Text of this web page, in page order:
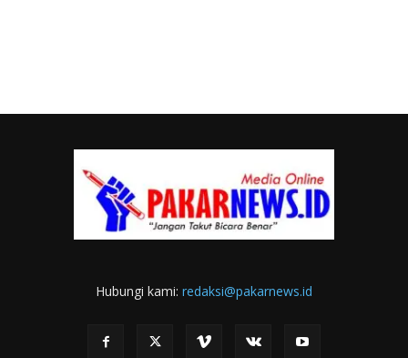
Hubungi kami: redaksi@pakarnews.id